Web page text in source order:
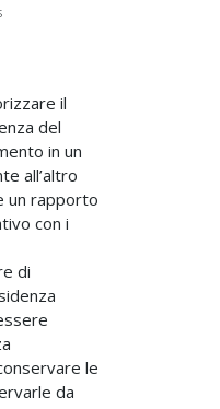
il
del
in un
all’altro
un rapporto
con i
di
le
da